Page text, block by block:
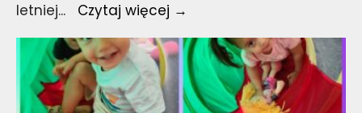
letniej... Czytaj więcej →
góry.